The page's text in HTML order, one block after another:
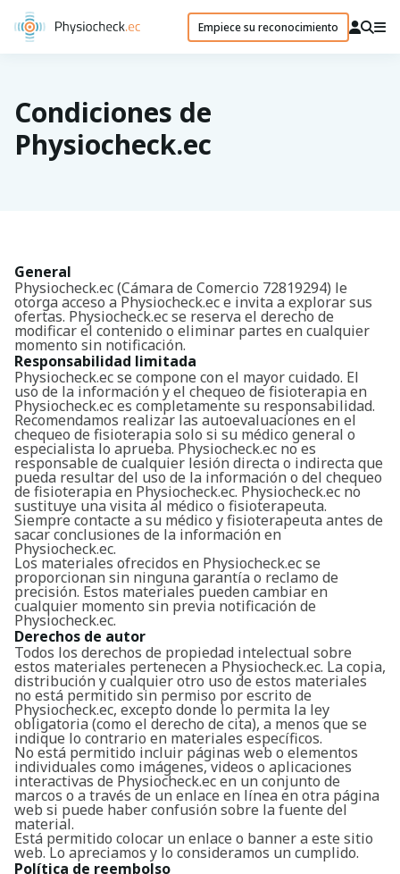
Empiece su reconocimiento
Condiciones de
Physiocheck.ec
General
Physiocheck.ec (Cámara de Comercio 72819294) le
otorga acceso a Physiocheck.ec e invita a explorar sus
ofertas. Physiocheck.ec se reserva el derecho de
modificar el contenido o eliminar partes en cualquier
momento sin notificación.
Responsabilidad limitada
Physiocheck.ec se compone con el mayor cuidado. El
uso de la información y el chequeo de fisioterapia en
Physiocheck.ec es completamente su responsabilidad.
Recomendamos realizar las autoevaluaciones en el
chequeo de fisioterapia solo si su médico general o
especialista lo aprueba. Physiocheck.ec no es
responsable de cualquier lesión directa o indirecta que
pueda resultar del uso de la información o del chequeo
de fisioterapia en Physiocheck.ec. Physiocheck.ec no
sustituye una visita al médico o fisioterapeuta.
Siempre contacte a su médico y fisioterapeuta antes de
sacar conclusiones de la información en
Physiocheck.ec.
Los materiales ofrecidos en Physiocheck.ec se
proporcionan sin ninguna garantía o reclamo de
precisión. Estos materiales pueden cambiar en
cualquier momento sin previa notificación de
Physiocheck.ec.
Derechos de autor
Todos los derechos de propiedad intelectual sobre
estos materiales pertenecen a Physiocheck.ec. La copia,
distribución y cualquier otro uso de estos materiales
no está permitido sin permiso por escrito de
Physiocheck.ec, excepto donde lo permita la ley
obligatoria (como el derecho de cita), a menos que se
indique lo contrario en materiales específicos.
No está permitido incluir páginas web o elementos
individuales como imágenes, videos o aplicaciones
interactivas de Physiocheck.ec en un conjunto de
marcos o a través de un enlace en línea en otra página
web si puede haber confusión sobre la fuente del
material.
Está permitido colocar un enlace o banner a este sitio
web. Lo apreciamos y lo consideramos un cumplido.
Política de reembolso